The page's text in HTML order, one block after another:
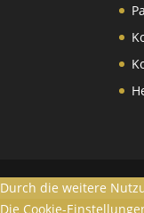
Durch die weitere
Die Cookie-